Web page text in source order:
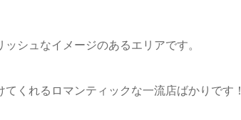
シュなイメージのあるエリアです。
くれるロマンティックな一流店ばかりです！